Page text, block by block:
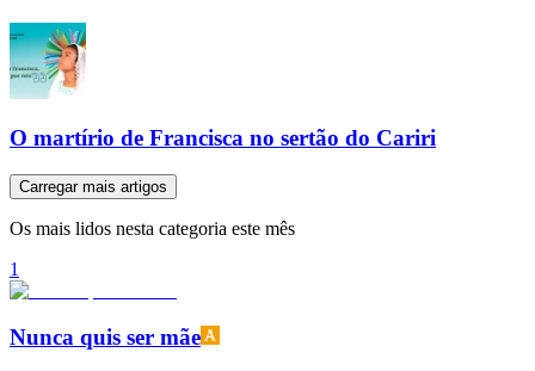
O martírio de Francisca no sertão do Cariri
Carregar mais artigos
Os mais lidos nesta categoria este mês
1
Nunca quis ser mãe